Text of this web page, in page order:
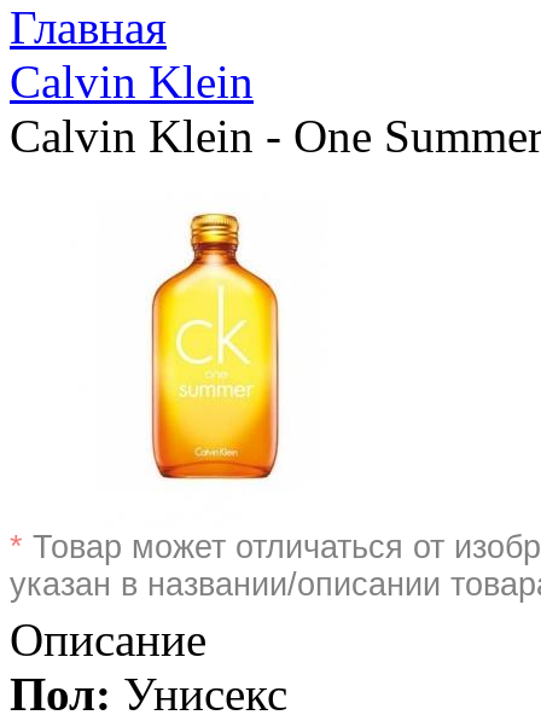
Главная
Calvin Klein
Calvin Klein - One
* Товар может отличаться от
указан в названии/описании
Описание
Пол: Унисекс